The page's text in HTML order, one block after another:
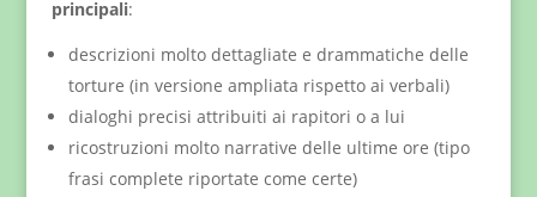
principali:
descrizioni molto dettagliate e drammatiche delle
torture (in versione ampliata rispetto ai verbali)
dialoghi precisi attribuiti ai rapitori o a lui
ricostruzioni molto narrative delle ultime ore (tipo
frasi complete riportate come certe)